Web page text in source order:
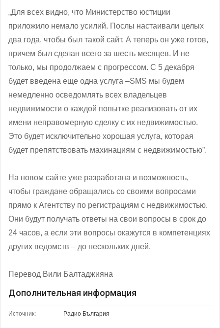
„Для всех видно, что Министерство юстиции
приложило немало усилий. Послы настаивали целых
два года, чтобы был такой сайт. А теперь он уже готов,
причем был сделан всего за шесть месяцев. И не
только, мы продолжаем с прогрессом. С 5 декабря
будет введена еще одна услуга –SMS мы будем
немедленно осведомлять всех владельцев
недвижимости о каждой попытке реализовать от их
имени неправомерную сделку с их недвижимостью.
Это будет исключительно хорошая услуга, которая
будет препятствовать махинациям с недвижимостью”.
На новом сайте уже разработана и возможность,
чтобы граждане обращались со своими вопросами
прямо к Агентству по регистрациям с недвижимостью.
Они будут получать ответы на свои вопросы в срок до
24 часов, а если эти вопросы окажутся в компетенциях
других ведомств – до нескольких дней.
Перевод Вили Балтаджияна
Дополнительная информация
Источник: Радио България